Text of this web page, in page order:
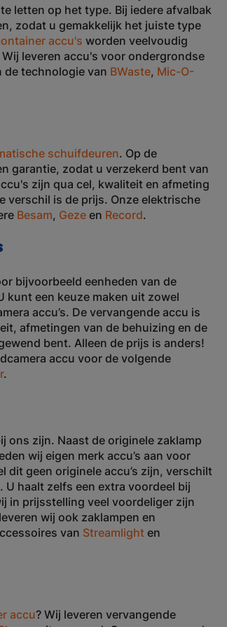
letten op het type. Bij iedere afvalbak
zodat u gemakkelijk het juiste type
accu's worden veelvoudig
leveren accu's voor ondergrondse
de technologie van BWaste, Mic-O-
schuifdeuren. Op de
garantie, zodat u verzekerd bent van
zijn qua cel, kwaliteit en afmeting
verschil is de prijs. Onze elektrische
Besam, Geze en Record.
bijvoorbeeld eenheden van de
kunt een keuze maken uit zowel
accu’s. De vervangende accu is
afmetingen van de behuizing en de
bent. Alleen de prijs is anders!
accu voor de volgende
.
ons zijn. Naast de originele zaklamp
wij eigen merk accu’s aan voor
dit geen originele accu’s zijn, verschilt
haalt zelfs een extra voordeel bij
in prijsstelling veel voordeliger zijn
wij ook zaklampen en
van Streamlight en
accu? Wij leveren vervangende